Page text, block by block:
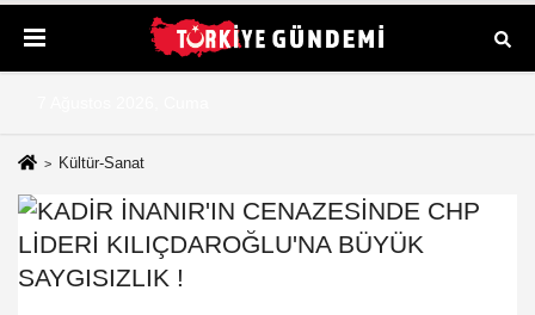
Kültür-Sanat